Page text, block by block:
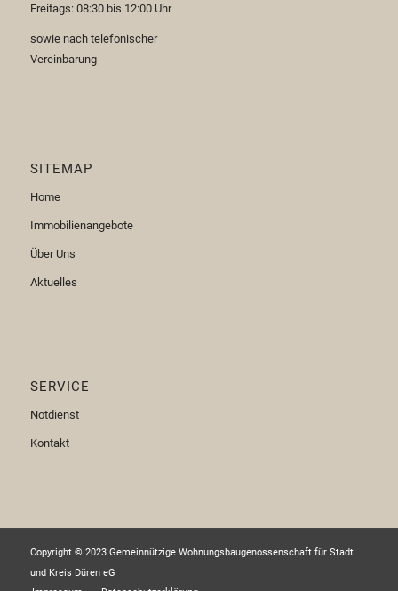
Freitags: 08:30 bis 12:00 Uhr
sowie nach telefonischer
Vereinbarung
SITEMAP
Home
Immobilienangebote
Über Uns
Aktuelles
SERVICE
Notdienst
Kontakt
Copyright © 2023 Gemeinnützige Wohnungsbaugenossenschaft für Stadt
und Kreis Düren eG